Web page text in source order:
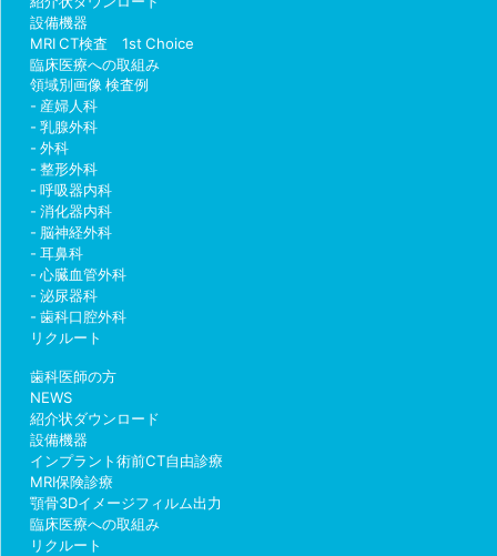
設備機器
MRI CT検査 1st Choice
臨床医療への取組み
領域別画像 検査例
産婦人科
乳腺外科
外科
整形外科
呼吸器内科
消化器内科
脳神経外科
耳鼻科
心臓血管外科
泌尿器科
歯科口腔外科
リクルート
歯科医師の方
NEWS
紹介状ダウンロード
設備機器
インプラント術前CT自由診療
MRI保険診療
顎骨3Dイメージフィルム出力
臨床医療への取組み
リクルート